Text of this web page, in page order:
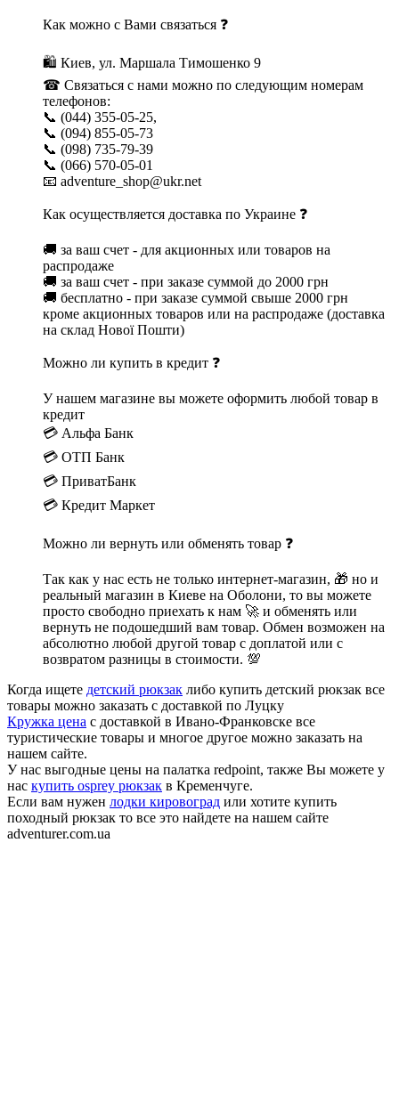
Как можно с Вами связаться ❓
🛍 Киев, ул. Маршала Тимошенко 9
☎ Связаться с нами можно по следующим номерам
телефонов:
📞 (044) 355-05-25,
📞 (094) 855-05-73
📞 (098) 735-79-39
📞 (066) 570-05-01
📧 adventure_shop@ukr.net
Как осуществляется доставка по Украине ❓
🚚 за ваш счет - для акционных или товаров на
распродаже
🚚 за ваш счет - при заказе суммой до 2000 грн
🚚 бесплатно - при заказе суммой свыше 2000 грн
кроме акционных товаров или на распродаже (доставка
на склад Нової Пошти)
Можно ли купить в кредит ❓
У нашем магазине вы можете оформить любой товар в
кредит
💳 Альфа Банк
💳 ОТП Банк
💳 ПриватБанк
💳 Кредит Маркет
Можно ли вернуть или обменять товар ❓
Так как у нас есть не только интернет-магазин, 🎁 но и
реальный магазин в Киеве на Оболони, то вы можете
просто свободно приехать к нам 🚀 и обменять или
вернуть не подошедший вам товар. Обмен возможен на
абсолютно любой другой товар с доплатой или с
возвратом разницы в стоимости. 💯
Когда ищете детский рюкзак либо купить детский рюкзак все
товары можно заказать с доставкой по Луцку
Кружка цена с доставкой в Ивано-Франковске все
туристические товары и многое другое можно заказать на
нашем сайте.
У нас выгодные цены на палатка redpoint, также Вы можете у
нас купить osprey рюкзак в Кременчуге.
Если вам нужен лодки кировоград или хотите купить
походный рюкзак то все это найдете на нашем сайте
adventurer.com.ua